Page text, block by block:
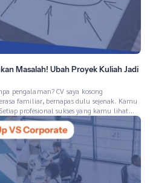
Masalah! Ubah Proyek Kuliah Jadi
pengalaman? CV saya kosong
familiar, bernapas dulu sejenak. Kamu
profesional sukses yang kamu lihat
kreator konten favoritmu—pernah
fresh graduate dengan CV yang